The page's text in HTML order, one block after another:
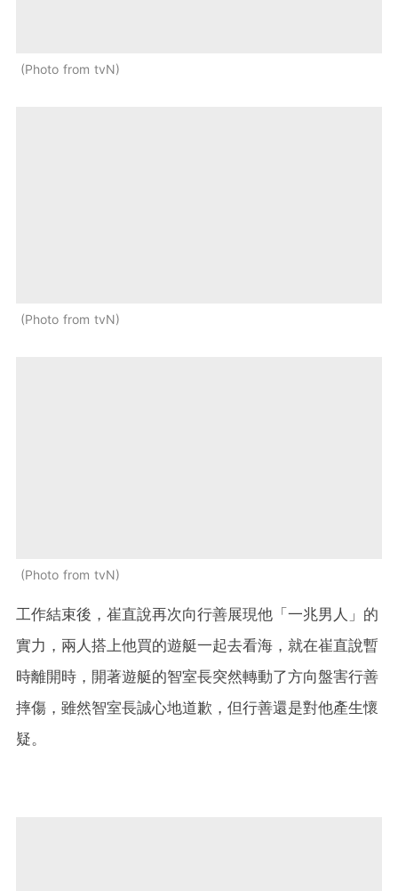
Photo from tvN
Photo from tvN
Photo from tvN
工作結束後，崔直說再次向行善展現他「一兆男人」的
實力，兩人搭上他買的遊艇一起去看海，就在崔直說暫
時離開時，開著遊艇的智室長突然轉動了方向盤害行善
摔傷，雖然智室長誠心地道歉，但行善還是對他產生懷
疑。